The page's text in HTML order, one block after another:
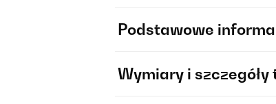
Podstawowe
Wymiary i szczegóły